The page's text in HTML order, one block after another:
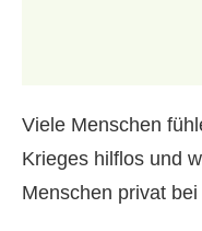
Viele Menschen
Krieges hilflos und
Menschen privat